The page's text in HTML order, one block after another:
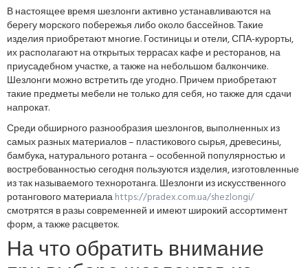
В настоящее время шезлонги активно устанавливаются на
берегу морского побережья либо около бассейнов. Такие
изделия приобретают многие. Гостиницы и отели, СПА-курорты,
их располагают на открытых террасах кафе и ресторанов, на
приусадебном участке, а также на небольшом балкончике.
Шезлонги можно встретить где угодно. Причем приобретают
такие предметы мебели не только для себя, но также для сдачи
напрокат.
Среди обширного разнообразия шезлонгов, выполненных из
самых разных материалов – пластикового сырья, древесины,
бамбука, натурального ротанга – особенной популярностью и
востребованностью сегодня пользуются изделия, изготовленные
из так называемого техноротанга. Шезлонги из искусственного
ротангового материалаhttps://pradex.com.ua/shezlongi/
смотрятся в разы современней и имеют широкий ассортимент
форм, а также расцветок.
На что обратить внимание